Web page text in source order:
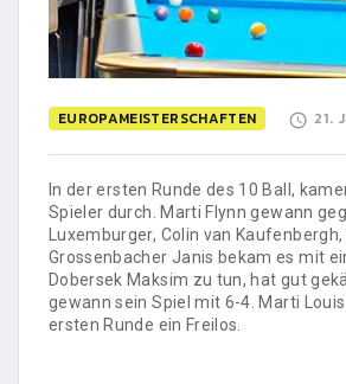
EUROPAMEISTERSCHAFTEN 21.
In der ersten Runde des 10 Ball,
Spieler durch. Marti Flynn gewann
Luxemburger, Colin van
Grossenbacher Janis bekam es mit
Dobersek Maksim zu tun, hat gut
gewann sein Spiel mit 6-4. Marti
ersten Runde ein Freilos.